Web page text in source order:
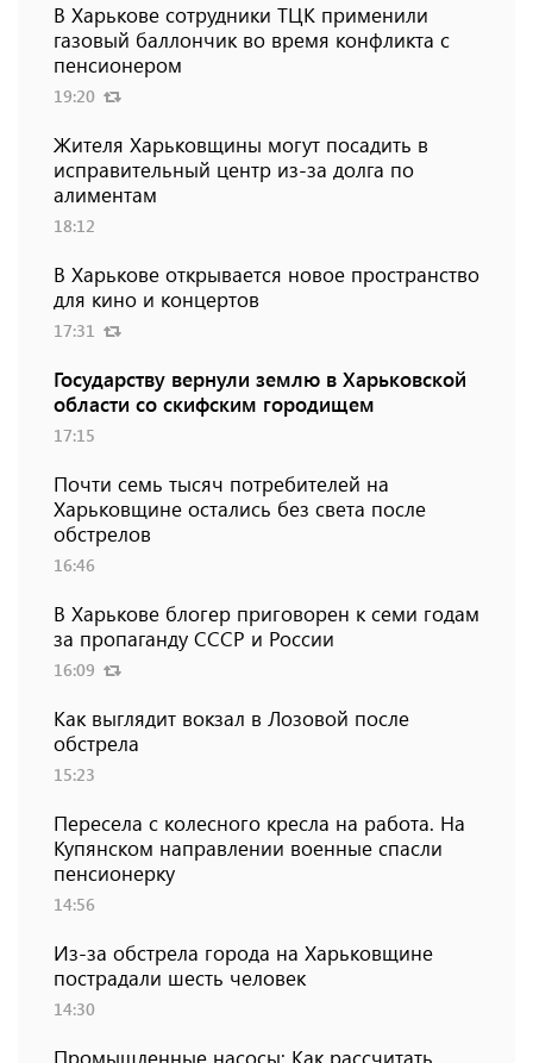
В Харькове сотрудники ТЦК применили
газовый баллончик во время конфликта с
пенсионером
19:20
Жителя Харьковщины могут посадить в
исправительный центр из-за долга по
алиментам
18:12
В Харькове открывается новое пространство
для кино и концертов
17:31
Государству вернули землю в Харьковской
области со скифским городищем
17:15
Почти семь тысяч потребителей на
Харьковщине остались без света после
обстрелов
16:46
В Харькове блогер приговорен к семи годам
за пропаганду СССР и России
16:09
Как выглядит вокзал в Лозовой после
обстрела
15:23
Пересела с колесного кресла на работа. На
Купянском направлении военные спасли
пенсионерку
14:56
Из-за обстрела города на Харьковщине
пострадали шесть человек
14:30
Промышленные насосы: Как рассчитать